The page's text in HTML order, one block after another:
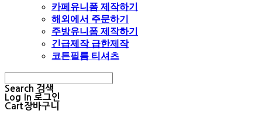
카페유니폼 제작하기
해외에서 주문하기
주방유니폼 제작하기
긴급제작 급한제작
코튼필름 티셔츠
Search 검색
Log In 로그인
Cart장바구니